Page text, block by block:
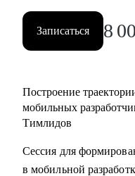
менеджерам
• Тестировщикам,
frontend-разработчикам
Записаться 8
Построение
мобильных
Тимлидов
Сессия для
в мобильной